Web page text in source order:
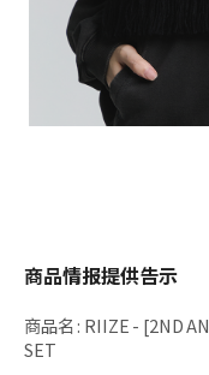
商品情报提供告示
商品名: RIIZE - [2ND
SET